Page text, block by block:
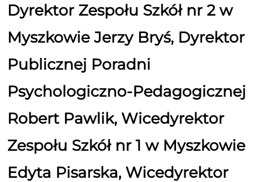
Dyrektor Zespołu Szkół nr 2 w
Myszkowie Jerzy Bryś, Dyrektor
Publicznej Poradni
Psychologiczno-Pedagogicznej
Robert Pawlik, Wicedyrektor
Zespołu Szkół nr 1 w Myszkowie
Edyta Pisarska, Wicedyrektor